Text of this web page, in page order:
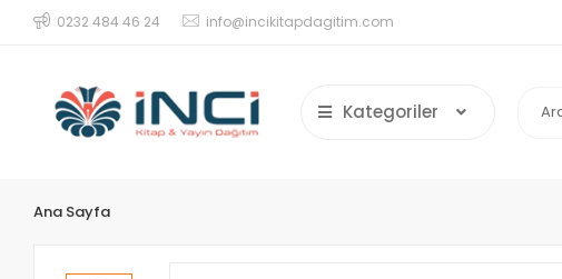
0232 484 46 24 info@incikitapdagitim.com
Kategoriler
Ana Sayfa